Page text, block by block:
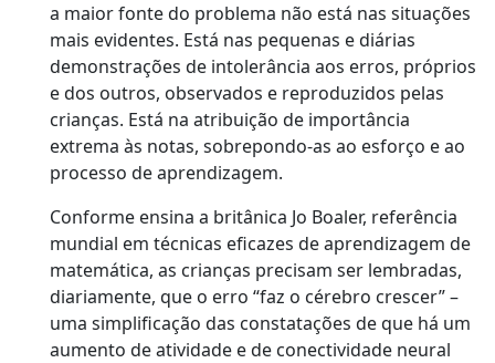
a maior fonte do problema não está nas situações
mais evidentes. Está nas pequenas e diárias
demonstrações de intolerância aos erros, próprios
e dos outros, observados e reproduzidos pelas
crianças. Está na atribuição de importância
extrema às notas, sobrepondo-as ao esforço e ao
processo de aprendizagem.
Conforme ensina a britânica Jo Boaler, referência
mundial em técnicas eficazes de aprendizagem de
matemática, as crianças precisam ser lembradas,
diariamente, que o erro “faz o cérebro crescer” –
uma simplificação das constatações de que há um
aumento de atividade e de conectividade neural